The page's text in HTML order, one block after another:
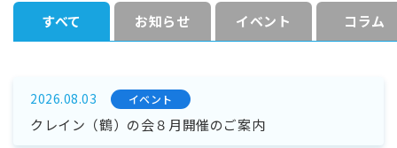
すべて お知らせ イベント コラム
2026.08.03 イベント
クレイン（鶴）の会８月開催のご案内